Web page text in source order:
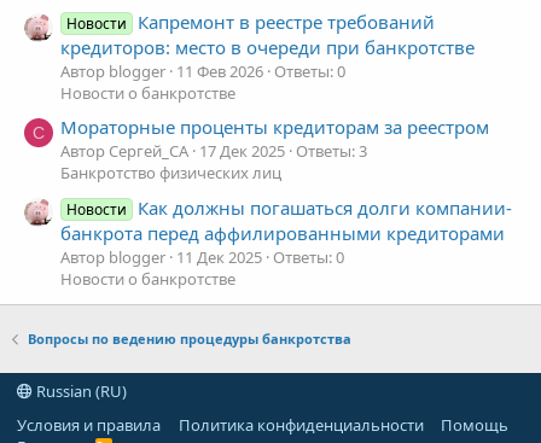
Новости
Капремонт в реестре требований
кредиторов: место в очереди при банкротстве
Автор blogger 11 Фев 2026 Ответы: 0
Новости о банкротстве
С Мораторные проценты кредиторам за реестром
Автор Сергей_СА 17 Дек 2025 Ответы: 3
Банкротство физических лиц
Новости
Как должны погашаться долги компании-
банкрота перед аффилированными кредиторами
Автор blogger 11 Дек 2025 Ответы: 0
Новости о банкротстве
Вопросы по ведению процедуры банкротства
Russian (RU)
Условия и правила
Политика конфиденциальности
Помощь